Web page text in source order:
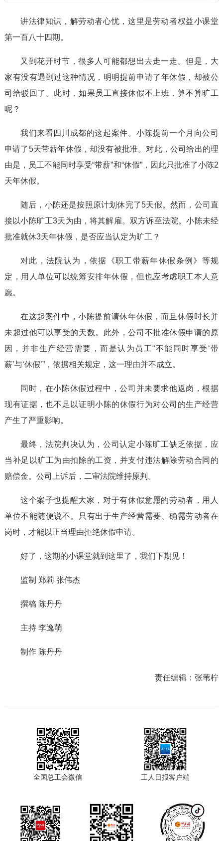
讲法律知识，解劳动者心忧，这里是劳动者权益小课堂
第一百八十四期。
又到花开时节，很多人可能都想出去走一走。但是，大
家有没有遇到过这种情况，明明提前申请了年休假，却被公
司给驳回了。此时，如果员工直接休假不上班，算不算旷工
呢？
我们来看四川成都的这起案件。小陈提前一个月向公司
申请了5天带薪年休假，却没有被批准。对此，公司给出的理
由是，员工不能同时享受“带薪”和“休假”，因此只批准了小陈2
天年休假。
随后，小陈还是按照原计划休完了5天假。然而，公司直
接以小陈旷工3天为由，将其解雇。双方诉至法院。小陈未经
批准就休3天年休假，是否应当认定为旷工？
对此，法院认为，依据《职工带薪年休假条例》等规
定，用人单位可以统筹安排年休假，但也应考虑职工本人意
愿。
在这起案件中，小陈提前请休年休假，而且休假时长并
未超过他可以享受的天数。此外，公司不批准休假申请的原
因，并非生产经营需要，而是认为员工“不能同时享受‘带
薪’与‘休假’”，依据相关规定，这一理由并不成立。
同时，在小陈休假过程中，公司并未要求他返岗，根据
现有证据，也不足以证明小陈的休假行为对公司的生产经营
产生了严重影响。
最终，法院判决认为，公司认定小陈旷工缺乏依据，应
当补足以旷工为由扣除的工资，并支付违法解除劳动合同的
赔偿金。公司上诉后，二审法院维持原判。
这个案子也提醒大家，对于有休假意愿的劳动者，用人
单位不能随便说不。只有出于生产经营需要、确需劳动者在
岗时，才能以正当理由拒绝休假申请。
好了，这期的小课堂就到这里了，我们下期见！
监制 郑莉 张伟杰
撰稿 陈丹丹
主持 李逸萌
制作 陈丹丹
责任编辑：张苇柠
全国总工会微信 工人日报客户端